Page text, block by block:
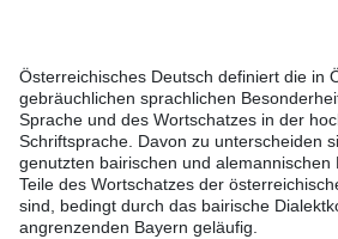
Österreichisches Deutsch definiert die in
gebräuchlichen sprachlichen
Sprache und des Wortschatzes in der
Schriftsprache. Davon zu unterscheiden
genutzten bairischen und alemannischen
Teile des Wortschatzes der
sind, bedingt durch das bairische
angrenzenden Bayern geläufig.